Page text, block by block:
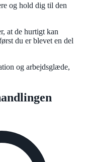
og hold dig til den
at de hurtigt kan
du er blevet en del
og arbejdsglæde,